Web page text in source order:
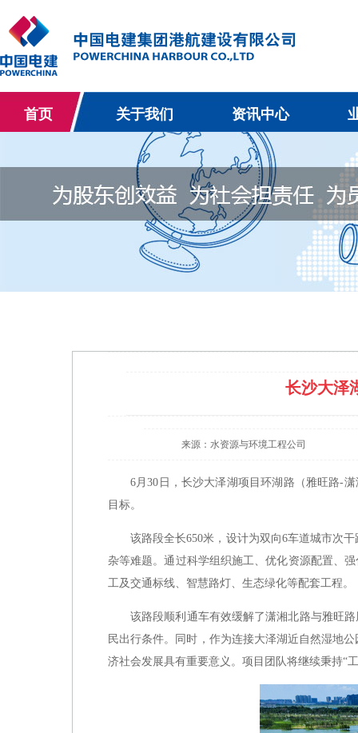
首页 关于我们 资讯中心
长沙大泽
来源：水资源与环境工程公司
6月30日，长沙大泽湖项目环湖路（雅旺路-
目标。
该路段全长650米，设计为双向6车道城市次
杂等难题。通过科学组织施工、优化资源配置、
工及交通标线、智慧路灯、生态绿化等配套工程。
该路段顺利通车有效缓解了潇湘北路与雅旺
民出行条件。同时，作为连接大泽湖近自然湿地
济社会发展具有重要意义。项目团队将继续秉持“